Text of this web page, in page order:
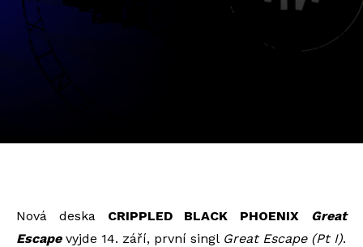
Nová deskaCRIPPLED BLACK PHOENIX Great
Escape vyjde 14. září, první singl Great Escape (Pt I).